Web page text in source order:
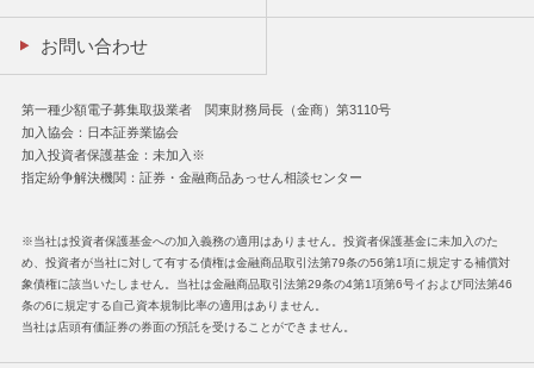
お問い合わせ
第一種少額電子募集取扱業者 関東財務局長（金商）第3110号
加入協会：日本証券業協会
加入投資者保護基金：未加入※
指定紛争解決機関：証券・金融商品あっせん相談センター
※当社は投資者保護基金への加入義務の適用はありません。投資者保護基金に未加入のた
め、投資者が当社に対して有する債権は金融商品取引法第79条の56第1項に規定する補償対
象債権に該当いたしません。当社は金融商品取引法第29条の4第1項第6号イおよび同法第46
条の6に規定する自己資本規制比率の適用はありません。
当社は店頭有価証券の券面の預託を受けることができません。